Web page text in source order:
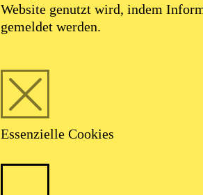
Website genutzt wird, indem
gemeldet werden.
Essenzielle Cookies